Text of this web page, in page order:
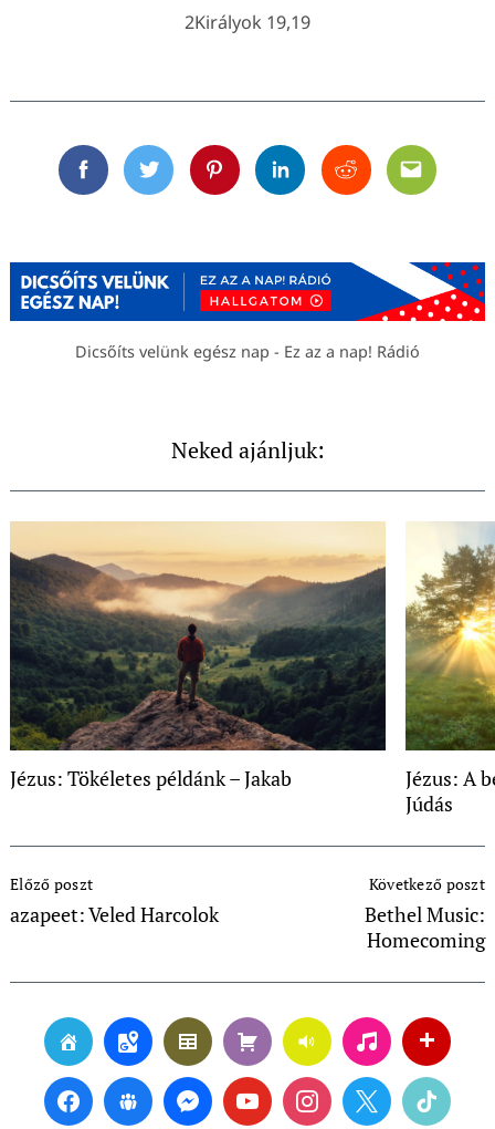
2Királyok 19,19
FacebookTwitterPinterestLinkedinRedditEmail
Dicsőíts velünk egész nap - Ez az a nap! Rádió
Neked ajánljuk:
Jézus: Tökéletes példánk – Jakab
Jézus: A
Júdás
Navigation
Előző poszt
azapeet: Veled Harcolok
Következő poszt
Bethel Music:
Homecoming